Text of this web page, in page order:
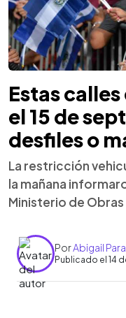
Estas
el 15 de
desfiles o
La restricción
la mañana
Ministerio de Obras
PorAbigail
Publicado el 14